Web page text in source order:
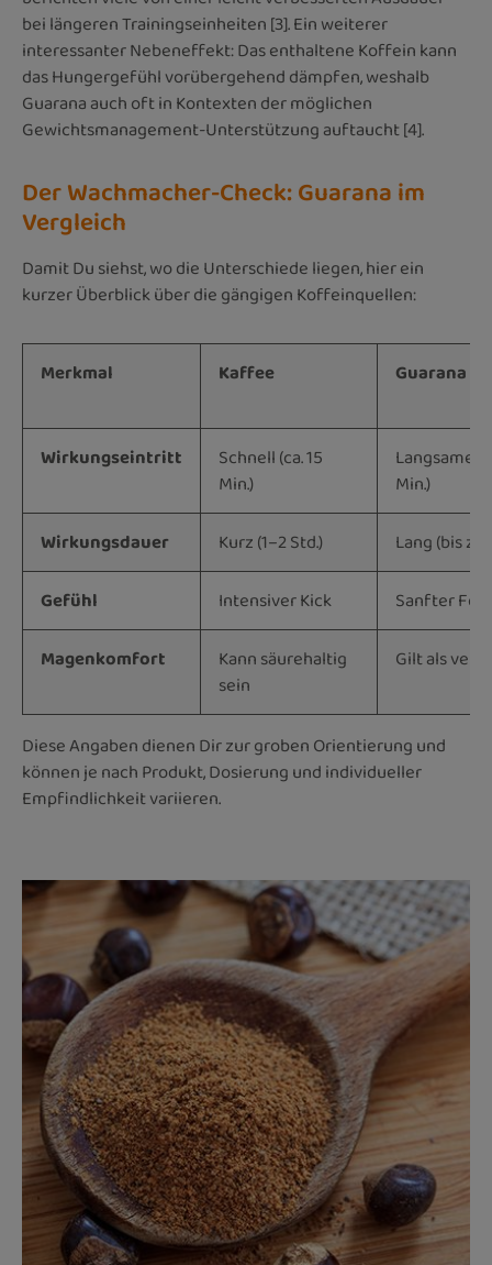
bei längeren Trainingseinheiten [3]. Ein weiterer
interessanter Nebeneffekt: Das enthaltene Koffein kann
das Hungergefühl vorübergehend dämpfen, weshalb
Guarana auch oft in Kontexten der möglichen
Gewichtsmanagement-Unterstützung auftaucht [4].
Der Wachmacher-Check: Guarana im
Vergleich
Damit Du siehst, wo die Unterschiede liegen, hier ein
kurzer Überblick über die gängigen Koffeinquellen:
Merkmal Kaffee Guarana
Wirkungseintritt
Schnell (ca. 15
Min.)
Langsamer
Min.)
Wirkungsdauer Kurz (1–2 Std.) Lang (bis zu
Gefühl Intensiver Kick Sanfter
Magenkomfort
Kann säurehaltig
sein
Gilt als
Diese Angaben dienen Dir zur groben Orientierung und
können je nach Produkt, Dosierung und individueller
Empfindlichkeit variieren.